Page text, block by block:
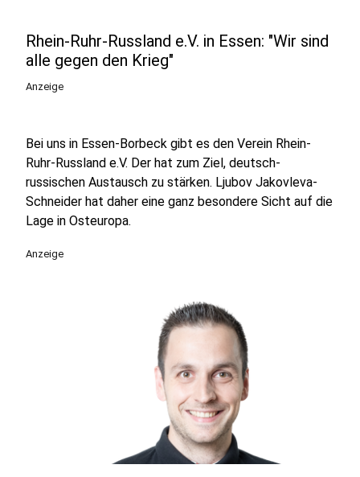
Rhein-Ruhr-Russland e.V. in Essen: "Wir sind
alle gegen den Krieg"
Anzeige
Bei uns in Essen-Borbeck gibt es den Verein Rhein-
Ruhr-Russland e.V. Der hat zum Ziel, deutsch-
russischen Austausch zu stärken. Ljubov Jakovleva-
Schneider hat daher eine ganz besondere Sicht auf die
Lage in Osteuropa.
Anzeige